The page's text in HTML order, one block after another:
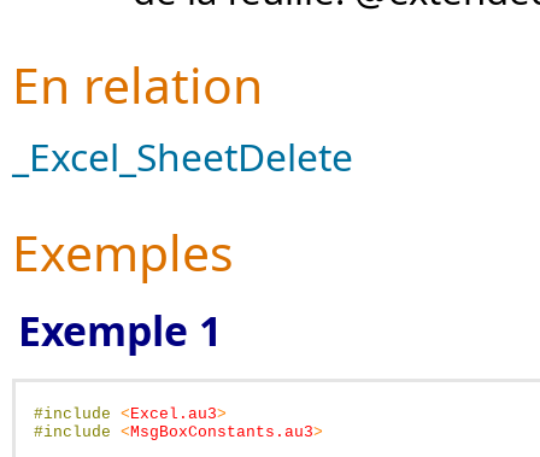
En relation
_Excel_SheetDelete
Exemples
Exemple 1
#include < Excel.au3>
#include <MsgBoxConstants.au3>